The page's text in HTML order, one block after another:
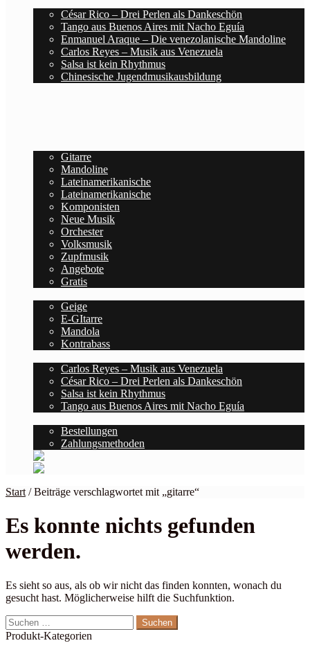
César Rico – Drei Perlen als Dankeschön
Tango aus Buenos Aires mit Nacho Eguía
Enmanuel Araque – Die venezolanische Mandoline
Carlos Reyes – Musik aus Venezuela
Salsa ist kein Rhythmus
Chinesische Jugendmusikausbildung
Gitarre
Mandoline
Lateinamerikanische
Lateinamerikanische
Komponisten
Neue Musik
Orchester
Volksmusik
Zupfmusik
Angebote
Gratis
Geige
E-GItarre
Mandola
Kontrabass
Carlos Reyes – Musik aus Venezuela
César Rico – Drei Perlen als Dankeschön
Salsa ist kein Rhythmus
Tango aus Buenos Aires mit Nacho Eguía
Bestellungen
Zahlungsmethoden
Start /Beiträge verschlagwortet mit „gitarre“
Es konnte nichts gefunden
werden.
Es sieht so aus, als ob wir nicht das finden konnten, wonach du
gesucht hast. Möglicherweise hilft die Suchfunktion.
Suchen
nach:
Produkt-Kategorien